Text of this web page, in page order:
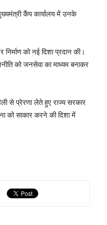
कैंप कार्यालय में उनके
को नई दिशा प्रदान की।
को जनसेवा का माध्यम बनाकर
से प्रेरणा लेते हुए राज्य सरकार
को साकार करने की दिशा में